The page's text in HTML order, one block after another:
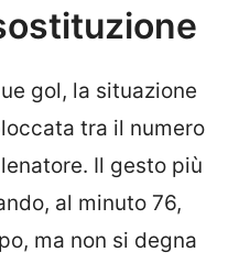
gol, la situazione
tra il numero
Il gesto più
al minuto 76,
ma non si degna